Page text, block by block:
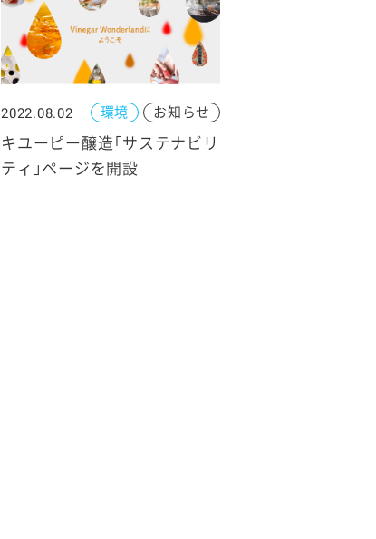
環境 お知らせ
2022.08.02
キユーピー醸造「サステナビリ
ティ」ページを開設